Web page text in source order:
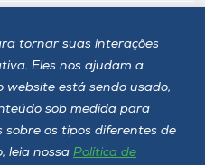
tornar suas interações
Eles nos ajudam a
website está sendo usado,
sob medida para
sobre os tipos diferentes de
leia nossa Política de